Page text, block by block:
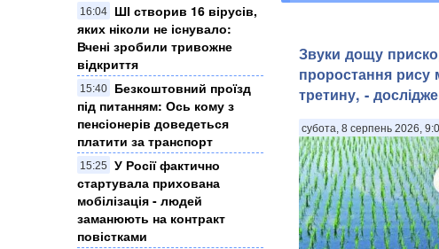
16:04
ШІ створив 16 вірусів,
яких ніколи не існувало:
Вчені зробили тривожне
відкриття
15:40
Безкоштовний проїзд
під питанням: Ось кому з
пенсіонерів доведеться
платити за транспорт
15:25
У Росії фактично
стартувала прихована
мобілізація - людей
заманюють на контракт
повістками
Звуки дощу
проростання рису
третину, -
субота, 8 серпень 2026,